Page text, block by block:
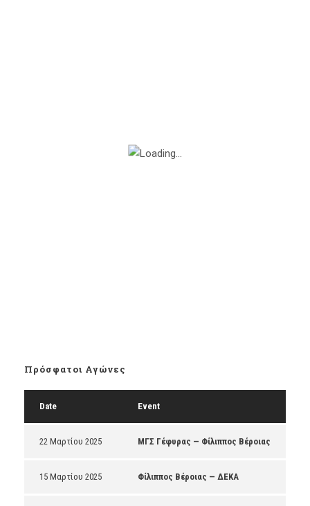
Πρόσφατοι Αγώνες
Date Event
22 Μαρτίου 2025 ΜΓΣ Γέφυρας — Φίλιππος Βέροιας
15 Μαρτίου 2025 Φίλιππος Βέροιας — ΔΕΚΑ